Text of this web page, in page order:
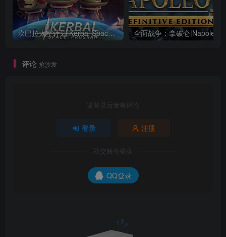
坎巴拉太空计划|Kerbal Space Program|1.12.5.3190|整合全DLC
评论 抢沙发
请登录后发表评论
登录 注册
社交账号登录
QQ登录